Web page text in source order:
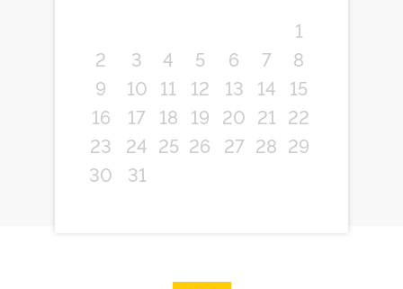
1
2
3 4 5 6 7
8
9
10 11 12 13 14
15
16
17 18 19 20 21
22
23
24 25 26 27 28 29
30
31